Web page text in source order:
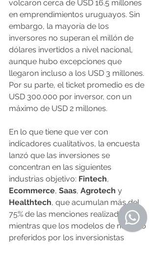
volcaron cerca de USD 16.5 millones
en emprendimientos uruguayos. Sin
embargo, la mayoría de los
inversores no superan el millón de
dólares invertidos a nivel nacional,
aunque hubo excepciones que
llegaron incluso a los USD 3 millones.
Por su parte, el ticket promedio es de
USD 300.000 por inversor, con un
máximo de USD 2 millones.
En lo que tiene que ver con
indicadores cualitativos, la encuesta
lanzó que las inversiones se
concentran en las siguientes
industrias objetivo: Fintech,
Ecommerce, Saas, Agrotech y
Healthtech, que acumulan más del
75% de las menciones realizadas,
mientras que los modelos de negocio
preferidos por los inversionistas